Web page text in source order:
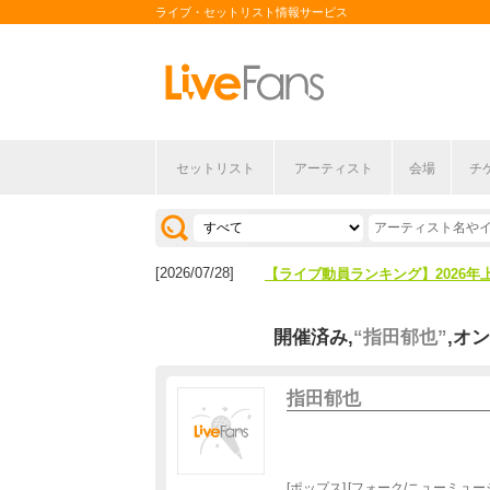
ライブ・セットリスト情報サービス
セットリスト アーティスト 会場 チ
[2026/04/27] 【フェス特集2026】フェス情報は
[2026/07/28] 【ライブ動員ランキング】2026年
開催済み,“指田郁也”,オ
指田郁也